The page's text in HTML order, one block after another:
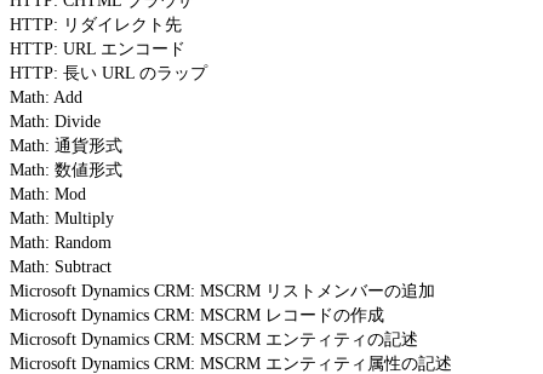
HTTP: リダイレクト先
HTTP: URL エンコード
HTTP: 長い URL のラップ
Math: Add
Math: Divide
Math: 通貨形式
Math: 数値形式
Math: Mod
Math: Multiply
Math: Random
Math: Subtract
Microsoft Dynamics CRM: MSCRM リストメンバーの追加
Microsoft Dynamics CRM: MSCRM レコードの作成
Microsoft Dynamics CRM: MSCRM エンティティの記述
Microsoft Dynamics CRM: MSCRM エンティティ属性の記述